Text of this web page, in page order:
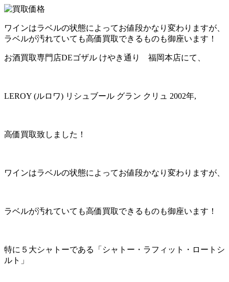
ワインはラベルの状態によってお値段かなり変わりますが、
ラベルが汚れていても高価買取できるものも御座います！
お酒買取専門店DEゴザル けやき通り 福岡本店にて、
LEROY (ルロワ) リシュブール グラン クリュ 2002年,
高価買取致しました！
ワインはラベルの状態によってお値段かなり変わりますが、
ラベルが汚れていても高価買取できるものも御座います！
特に５大シャトーである「シャトー・ラフィット・ロートシ
ルト」